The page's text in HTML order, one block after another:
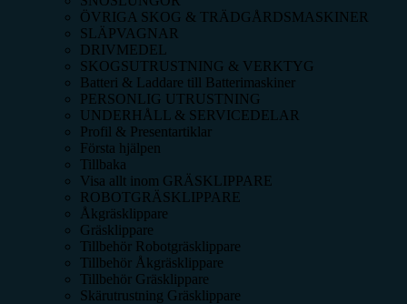
ÖVRIGA SKOG & TRÄDGÅRDSMASKINER
SLÄPVAGNAR
DRIVMEDEL
SKOGSUTRUSTNING & VERKTYG
Batteri & Laddare till Batterimaskiner
PERSONLIG UTRUSTNING
UNDERHÅLL & SERVICEDELAR
Profil & Presentartiklar
Första hjälpen
Tillbaka
Visa allt inom GRÄSKLIPPARE
ROBOTGRÄSKLIPPARE
Åkgräsklippare
Gräsklippare
Tillbehör Robotgräsklippare
Tillbehör Åkgräsklippare
Tillbehör Gräsklippare
Skärutrustning Gräsklippare